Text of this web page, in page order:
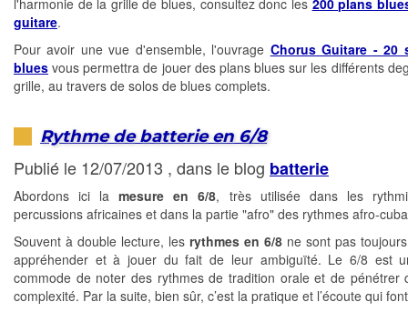
guitare.
Pour avoir une vue d'ensemble, l'ouvrage Chorus Guitare - 20
blues vous permettra de jouer des plans blues sur les différents
grille, au travers de solos de blues complets.
Rythme de batterie en 6/8
Publié le 12/07/2013 , dans le blog batterie
Abordons ici lamesure en 6/8, très utilisée dans les
percussions africaines et dans la partie "afro" des rythmes afro-
Souvent à double lecture, les rythmes en 6/8 ne sont pas
appréhender et à jouer du fait de leur ambiguïté. Le 6/8 est
commode de noter des rythmes de tradition orale et de pénétrer
complexité. Par la suite, bien sûr, c’est la pratique et l’écoute qui